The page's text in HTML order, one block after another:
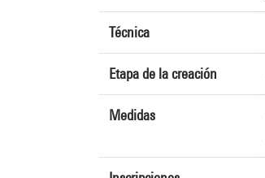
Técnica
Etapa de la creación
Medidas